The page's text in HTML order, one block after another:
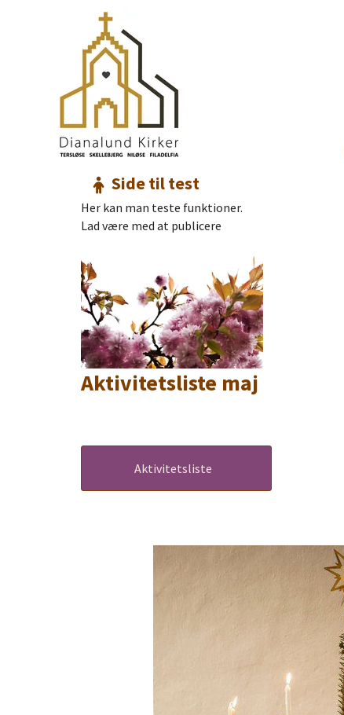
Side til test
Her kan man teste funktioner.
Lad være med at publicere
Aktivitetsliste maj
Aktivitetsliste